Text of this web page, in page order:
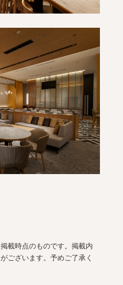
載時点のものです。掲載内
ございます。予めご了承く